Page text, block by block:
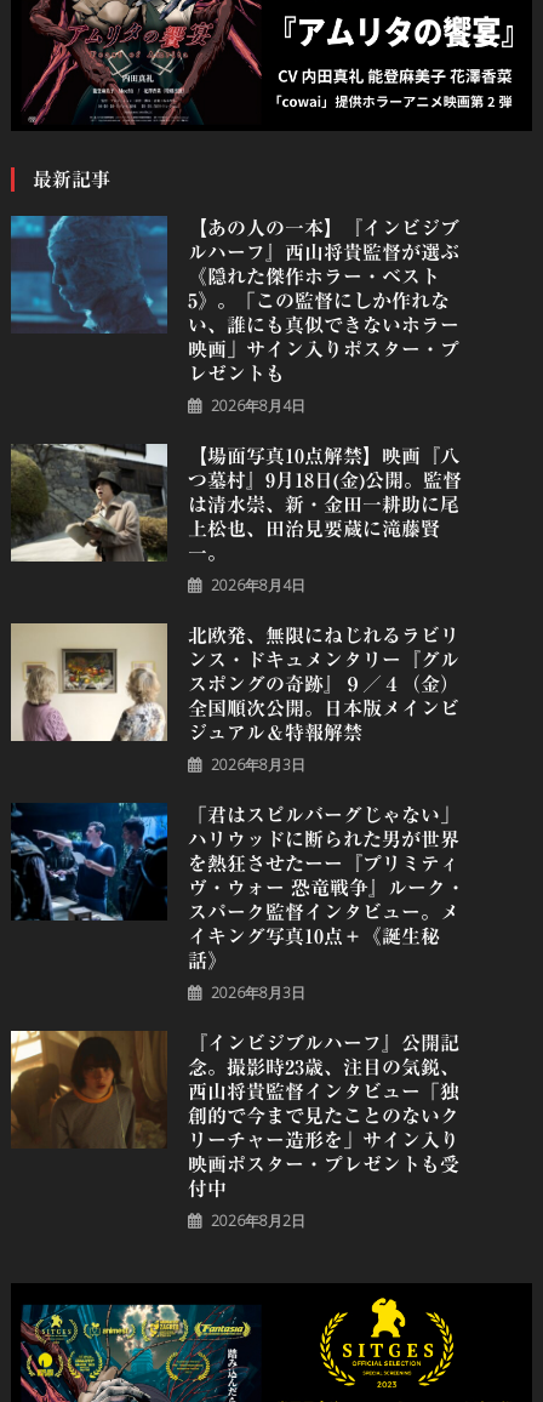
最新記事
【あの人の一本】『インビジブ
ルハーフ』⻄⼭将貴監督が選ぶ
《隠れた傑作ホラー・ベスト
5》。「この監督にしか作れな
い、誰にも真似できないホラー
映画」サイン入りポスター・プ
レゼントも
2026年8月4日
【場面写真10点解禁】映画『八
つ墓村』9月18日(金)公開。監督
は清水崇、新・金田一耕助に尾
上松也、田治見要蔵に滝藤賢
一。
2026年8月4日
北欧発、無限にねじれるラビリ
ンス・ドキュメンタリー『グル
スポングの奇跡』９／４（金）
全国順次公開。日本版メインビ
ジュアル＆特報解禁
2026年8月3日
「君はスピルバーグじゃない」
ハリウッドに断られた男が世界
を熱狂させたーー『プリミティ
ヴ・ウォー 恐⻯戦争』ルーク・
スパーク監督インタビュー。メ
イキング写真10点＋《誕⽣秘
話》
2026年8月3日
『インビジブルハーフ』公開記
念。撮影時23歳、注目の気鋭、
⻄⼭将貴監督インタビュー「独
創的で今まで見たことのないク
リーチャー造形を」サイン入り
映画ポスター・プレゼントも受
付中
2026年8月2日